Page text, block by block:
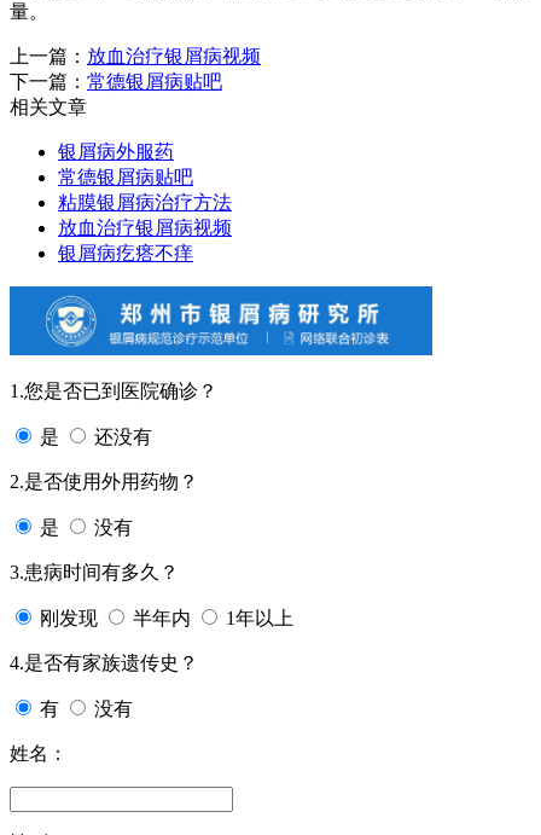
量。
上一篇： 放血治疗银屑病视频
下一篇： 常德银屑病贴吧
相关文章
银屑病外服药
常德银屑病贴吧
粘膜银屑病治疗方法
放血治疗银屑病视频
银屑病疙瘩不痒
1.您是否已到医院确诊？
是 还没有
2.是否使用外用药物？
是 没有
3.患病时间有多久？
刚发现 半年内 1年以上
4.是否有家族遗传史？
有 没有
姓名：